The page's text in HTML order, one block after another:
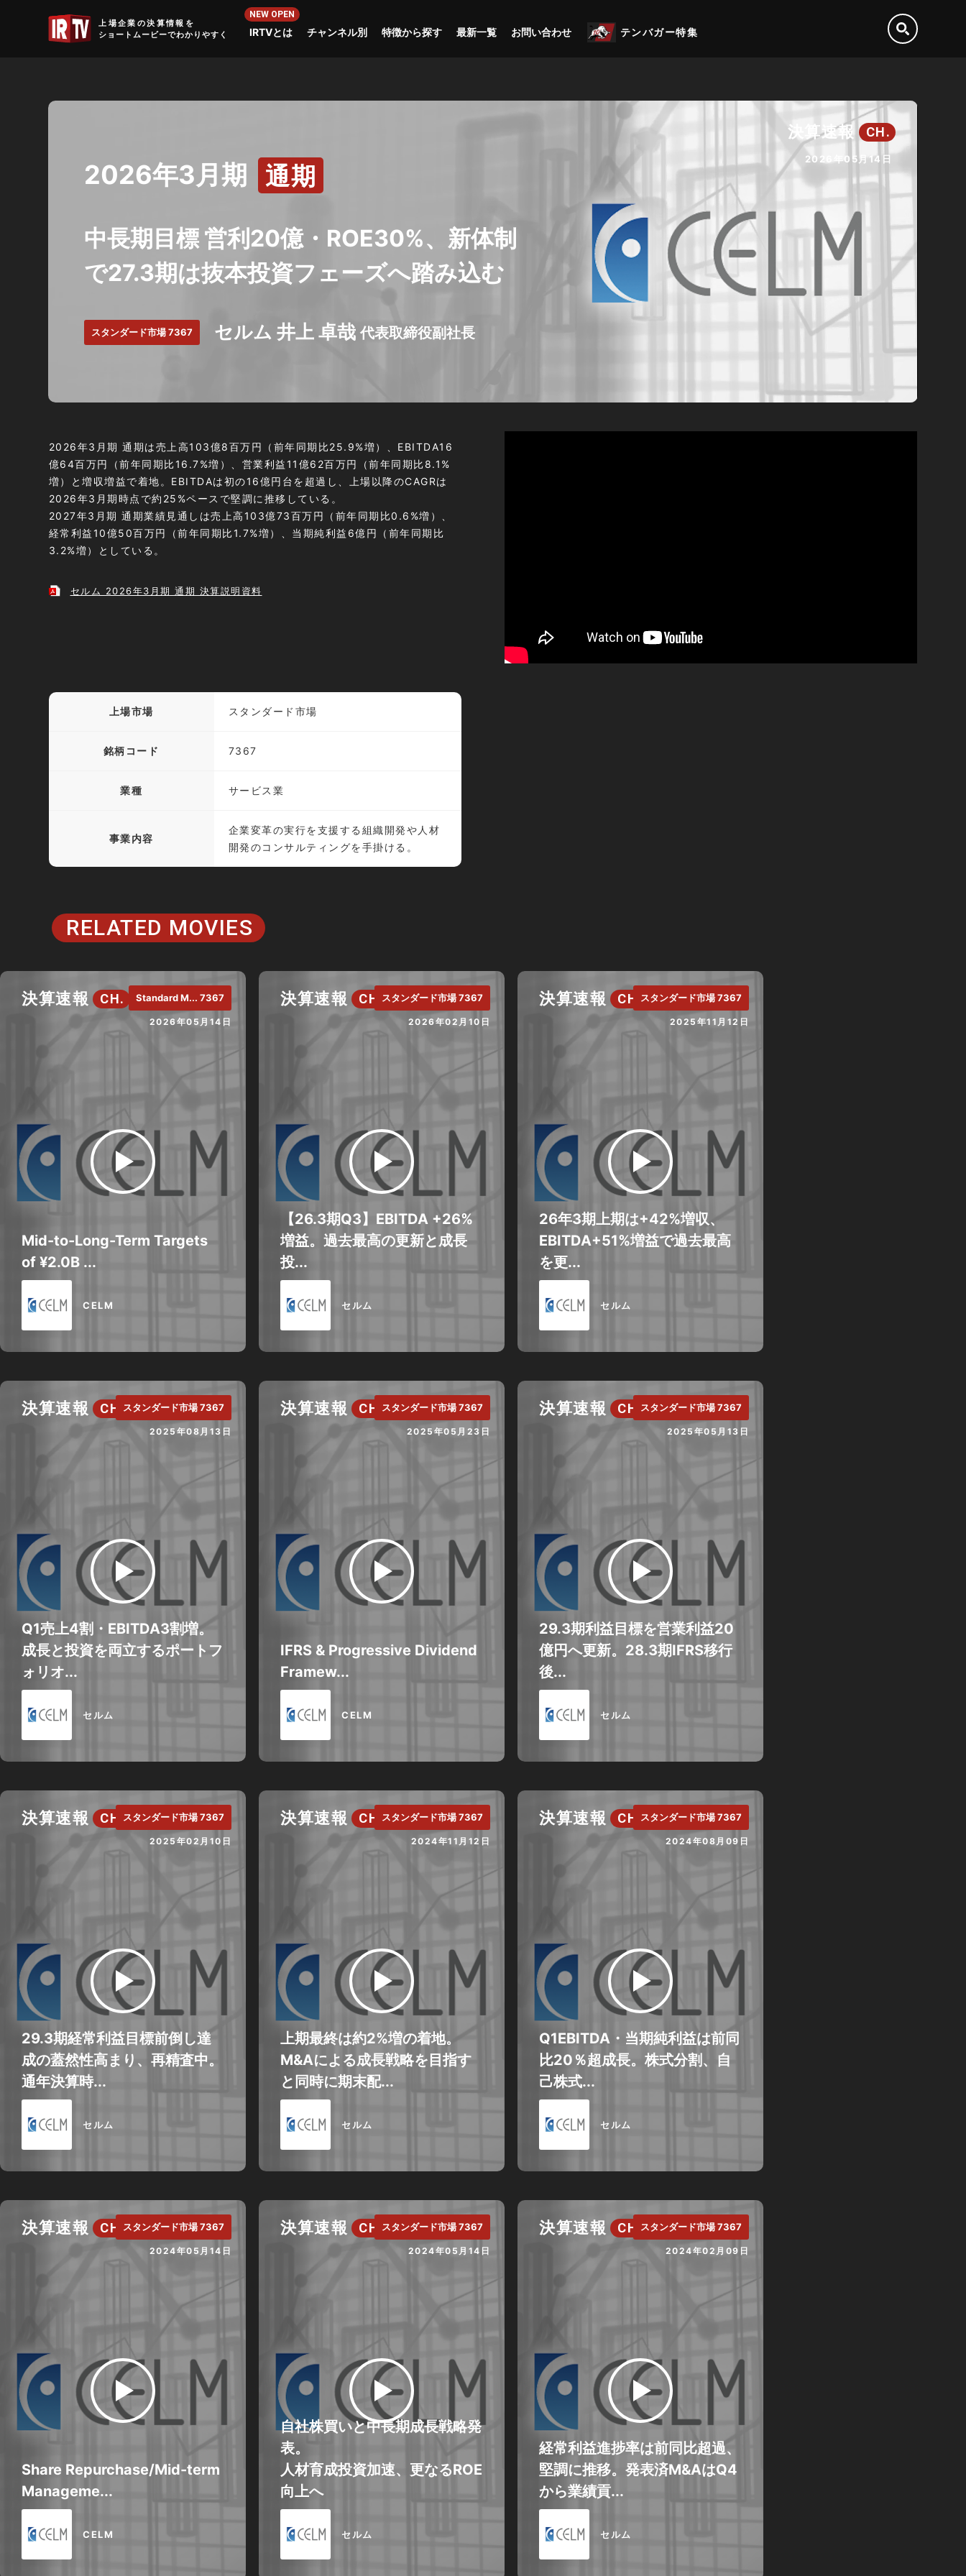
上場企業の決算情報を
ショートムービーでわかりやすく
IRTVとは チャンネル別 特徴から探す 最新一覧 お問い合わせ テンバガー特集
決算速報 CH.
2026年05月14日
2026年3月期 通期
中長期目標 営利20億・ROE30%、新体制
で27.3期は抜本投資フェーズへ踏み込む
スタンダード市場 7367 セルム 井上 卓哉代表取締役副社長
2026年3月期 通期は売上高103億8百万円（前年同期比25.9%増）、EBITDA16
億64百万円（前年同期比16.7%増）、営業利益11億62百万円（前年同期比8.1%
増）と増収増益で着地。EBITDAは初の16億円台を超過し、上場以降のCAGRは
2026年3月期時点で約25%ペースで堅調に推移している。
2027年3月期 通期業績見通しは売上高103億73百万円（前年同期比0.6%増）、
経常利益10億50百万円（前年同期比1.7%増）、当期純利益6億円（前年同期比
3.2%増）としている。
セルム 2026年3月期 通期 決算説明資料
上場市場 スタンダード市場
銘柄コード 7367
業種 サービス業
事業内容
企業変革の実行を支援する組織開発や人材
開発のコンサルティングを手掛ける。
RELATED MOVIES
決算速報 CH. Standard M... 7367
2026年05月14日
CELM
Mid-to-Long-Term Targets
of ¥2.0B ...
決算速報 CH.スタンダード市場 7367
2026年02月10日
セルム
【26.3期Q3】EBITDA +26%
増益。過去最高の更新と成長
投...
決算速報 CH.スタンダード市場 7367
2025年11月12日
セルム
26年3期上期は+42%増収、
EBITDA+51%増益で過去最高
を更...
決算速報 CH.スタンダード市場 7367
2025年08月13日
セルム
Q1売上4割・EBITDA3割増。
成長と投資を両立するポートフ
ォリオ...
決算速報 CH.スタンダード市場 7367
2025年05月23日
CELM
IFRS & Progressive Dividend
Framew...
決算速報 CH.スタンダード市場 7367
2025年05月13日
セルム
29.3期利益目標を営業利益20
億円へ更新。28.3期IFRS移行
後...
決算速報 CH.スタンダード市場 7367
2025年02月10日
セルム
29.3期経常利益目標前倒し達
成の蓋然性高まり、再精査中。
通年決算時...
決算速報 CH.スタンダード市場 7367
2024年11月12日
セルム
上期最終は約2%増の着地。
M&Aによる成長戦略を目指す
と同時に期末配...
決算速報 CH.スタンダード市場 7367
2024年08月09日
セルム
Q1EBITDA・当期純利益は前同
比20％超成長。株式分割、自
己株式...
決算速報 CH.スタンダード市場 7367
2024年05月14日
CELM
Share Repurchase/Mid-term
Manageme...
決算速報 CH.スタンダード市場 7367
2024年05月14日
セルム
自社株買いと中長期成長戦略発
表。
人材育成投資加速、更なるROE
向上へ
決算速報 CH.スタンダード市場 7367
2024年02月09日
セルム
経常利益進捗率は前同比超過、
堅調に推移。発表済M&AはQ4
から業績貢...